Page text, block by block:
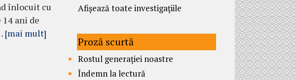
înlocuit cu
ani de
[mai mult]
Afișează toate investigațiile
Proză scurtă
Rostul generației noastre
Îndemn la lectură